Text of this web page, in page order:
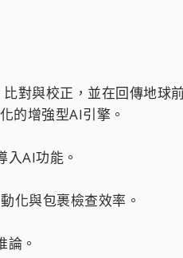
對與校正，並在回傳地球
的增強型AI引擎。
入AI功能。
化與包裹檢查效率。
。